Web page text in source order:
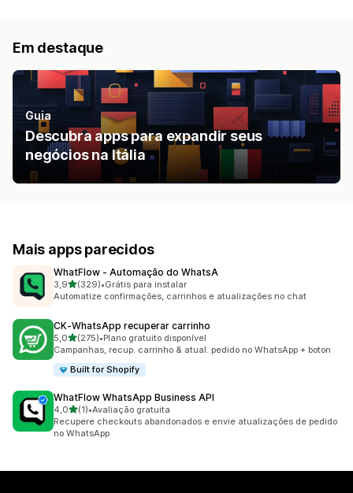
Em destaque
Guia
Descubra apps para expandir seus
negócios na Itália
Mais apps parecidos
WhatFlow ‑ Automação do WhatsA
3,9de 5 estrelas
(329)
329 avaliações ao todo
•Grátis para instalar
Automatize confirmações, carrinhos e atualizações no chat
CK‑WhatsApp recuperar carrinho
5,0de 5 estrelas
(275)
275 avaliações ao todo
•Plano gratuito disponível
Campanhas, recup. carrinho & atual. pedido no WhatsApp + boton
Built for Shopify
WhatFlow WhatsApp Business API
4,0de 5 estrelas
(1)
1 avaliações ao todo
•Avaliação gratuita
Recupere checkouts abandonados e envie atualizações de pedido
no WhatsApp